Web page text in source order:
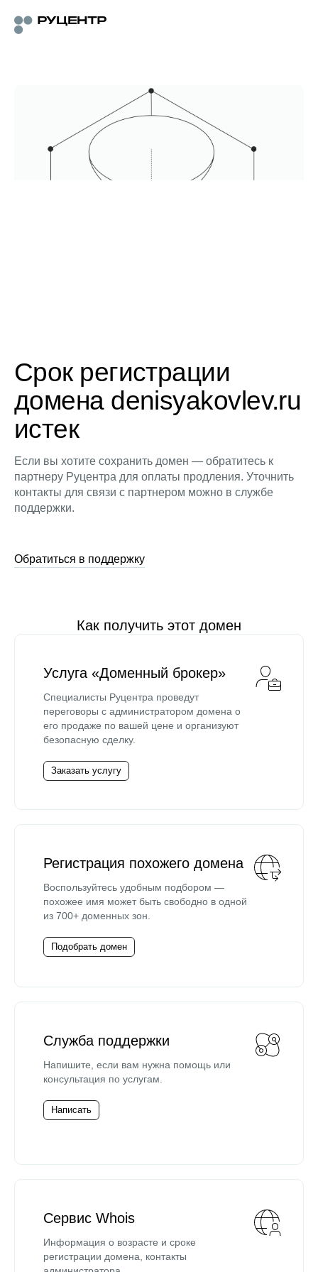
Срок регистрации
домена denisyakovlev.ru
истек
Если вы хотите сохранить домен — обратитесь к
партнеру Руцентра для оплаты продления. Уточнить
контакты для связи с партнером можно в службе
поддержки.
Обратиться в поддержку
Как получить этот домен
Услуга «Доменный брокер»
Специалисты Руцентра проведут
переговоры с администратором домена о
его продаже по вашей цене и организуют
безопасную сделку.
Заказать услугу
Регистрация похожего домена
Воспользуйтесь удобным подбором —
похожее имя может быть свободно в одной
из 700+ доменных зон.
Подобрать домен
Служба поддержки
Напишите, если вам нужна помощь или
консультация по услугам.
Написать
Сервис Whois
Информация о возрасте и сроке
регистрации домена, контакты